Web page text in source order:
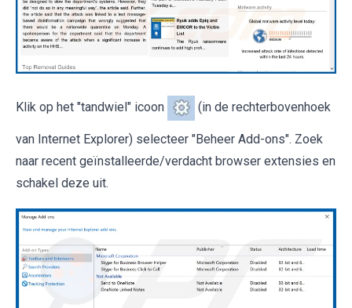
Klik op het "tandwiel" icoon (in de rechterbovenhoek
van Internet Explorer) selecteer "Beheer Add-ons". Zoek
naar recent geïnstalleerde/verdacht browser extensies en
schakel deze uit.